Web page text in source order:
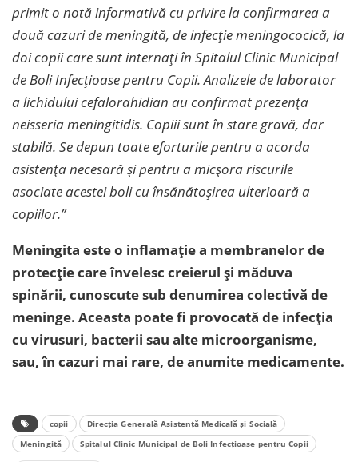
primit o notă informativă cu privire la confirmarea a
două cazuri de meningită, de infecție meningococică, la
doi copii care sunt internați în Spitalul Clinic Municipal
de Boli Infecțioase pentru Copii. Analizele de laborator
a lichidului cefalorahidian au confirmat prezența
neisseria meningitidis. Copiii sunt în stare gravă, dar
stabilă. Se depun toate eforturile pentru a acorda
asistența necesară și pentru a micșora riscurile
asociate acestei boli cu însănătoșirea ulterioară a
copiilor.”
Meningita este o inflamație a membranelor de
protecție care învelesc creierul și măduva
spinării, cunoscute sub denumirea colectivă de
meninge. Aceasta poate fi provocată de infecția
cu virusuri, bacterii sau alte microorganisme,
sau, în cazuri mai rare, de anumite medicamente.
copii
Direcția Generală Asistență Medicală și Socială
Meningită
Spitalul Clinic Municipal de Boli Infecțioase pentru Copii